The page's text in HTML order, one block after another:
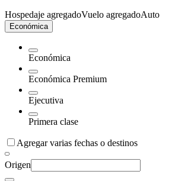
Hospedaje agregadoVuelo agregadoAuto
Económica
Económica
Económica Premium
Ejecutiva
Primera clase
Agregar varias fechas o destinos
Origen